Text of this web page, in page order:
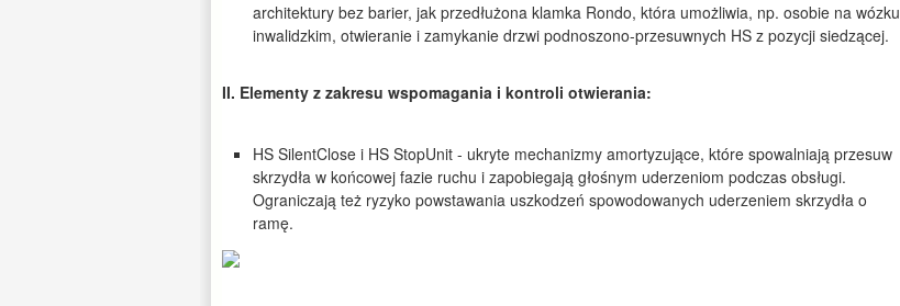
architektury bez barier, jak przedłużona klamka Rondo, która umożliwia, np. osobie na wózku
inwalidzkim, otwieranie i zamykanie drzwi podnoszono-przesuwnych HS z pozycji siedzącej.
II. Elementy z zakresu wspomagania i kontroli otwierania:
HS SilentClose i HS StopUnit - ukryte mechanizmy amortyzujące, które spowalniają przesuw
skrzydła w końcowej fazie ruchu i zapobiegają głośnym uderzeniom podczas obsługi.
Ograniczają też ryzyko powstawania uszkodzeń spowodowanych uderzeniem skrzydła o
ramę.